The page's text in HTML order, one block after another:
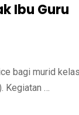
Ibu Guru
bagi murid kelas
Kegiatan …